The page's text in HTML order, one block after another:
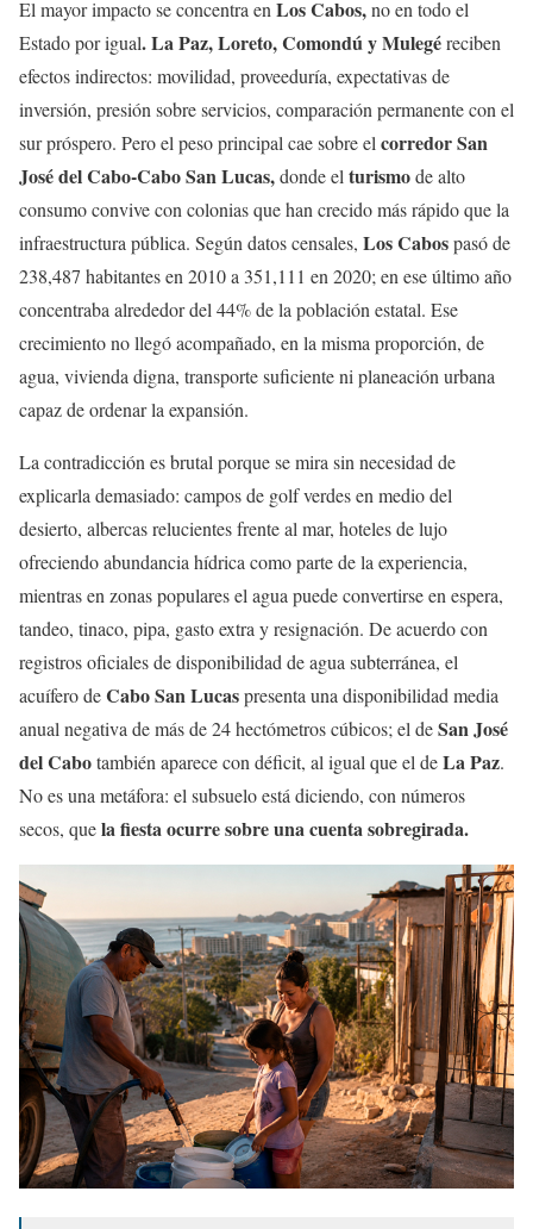
El mayor impacto se concentra enLos Cabos,no en todo el
Estado por igual. La Paz, Loreto, Comondú y Mulegéreciben
efectos indirectos: movilidad, proveeduría, expectativas de
inversión, presión sobre servicios, comparación permanente con el
sur próspero. Pero el peso principal cae sobre elcorredor San
José del Cabo-Cabo San Lucas,donde elturismode alto
consumo convive con colonias que han crecido más rápido que la
infraestructura pública. Según datos censales, Los Cabospasó de
238,487 habitantes en 2010 a 351,111 en 2020; en ese último año
concentraba alrededor del 44% de la población estatal. Ese
crecimiento no llegó acompañado, en la misma proporción, de
agua, vivienda digna, transporte suficiente ni planeación urbana
capaz de ordenar la expansión.
La contradicción es brutal porque se mira sin necesidad de
explicarla demasiado: campos de golf verdes en medio del
desierto, albercas relucientes frente al mar, hoteles de lujo
ofreciendo abundancia hídrica como parte de la experiencia,
mientras en zonas populares el agua puede convertirse en espera,
tandeo, tinaco, pipa, gasto extra y resignación. De acuerdo con
registros oficiales de disponibilidad de agua subterránea, el
acuífero deCabo San Lucaspresenta una disponibilidad media
anual negativa de más de 24 hectómetros cúbicos; el deSan José
del Cabotambién aparece con déficit, al igual que el deLa Paz.
No es una metáfora: el subsuelo está diciendo, con números
secos, quela fiesta ocurre sobre una cuenta sobregirada.